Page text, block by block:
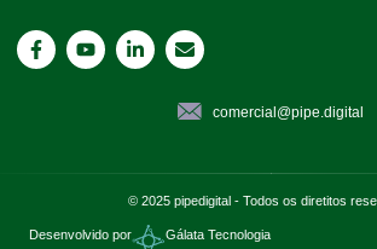
comercial@pipe.digital
© 2025 pipedigital - Todos os diretitos
Desenvolvido por Gálata Tecnologia